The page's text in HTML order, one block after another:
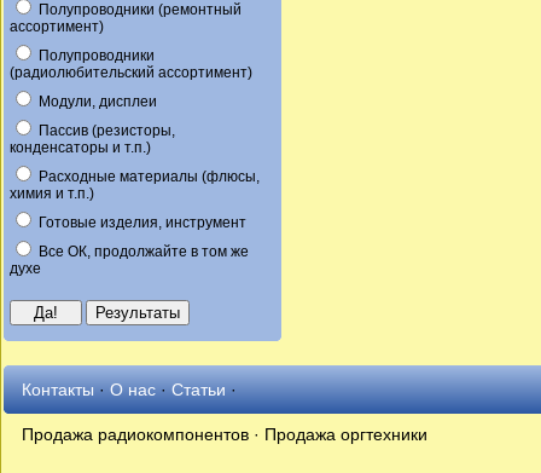
Полупроводники (ремонтный
ассортимент)
Полупроводники
(радиолюбительский ассортимент)
Модули, дисплеи
Пассив (резисторы,
конденсаторы и т.п.)
Расходные материалы (флюсы,
химия и т.п.)
Готовые изделия, инструмент
Все ОК, продолжайте в том же
духе
Контакты·О нас·Статьи·
Продажа радиокомпонентов · Продажа оргтехники